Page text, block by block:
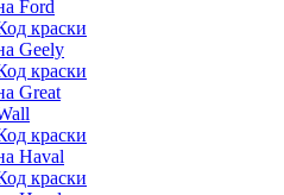
Ford
краски
Geely
краски
Great
краски
Haval
краски